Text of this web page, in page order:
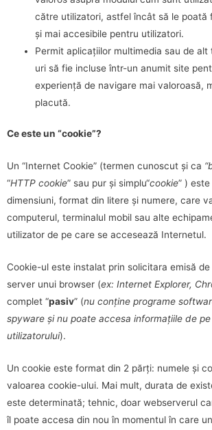
către utilizatori, astfel încât să le poată
și mai accesibile pentru utilizatori.
Permit aplicațiilor multimedia sau de
uri să fie incluse într-un anumit site
experiență de navigare mai valoroasă,
placută.
Ce este un “cookie”?
Un “Internet Cookie” (termen cunoscut și ca
“HTTP cookie” sau pur și simplu“cookie” )
dimensiuni, format din litere și numere, care
computerul, terminalul mobil sau alte
utilizator de pe care se accesează Internetul.
Cookie-ul este instalat prin solicitara emisă
server unui browser (ex: Internet Explorer,
complet “pasiv” (nu conține programe
spyware și nu poate accesa informațiile de
utilizatorului).
Un cookie este format din 2 părți: numele și
valoarea cookie-ului. Mai mult, durata de
este determinată; tehnic, doar webserverul
îl poate accesa din nou în momentul în care